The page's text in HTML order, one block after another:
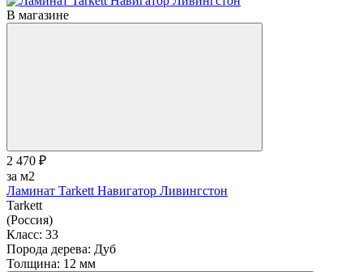
В магазине
2 470 ₽
за м2
Ламинат Tarkett Навигатор Ливингстон
Tarkett
(Россия)
Класс: 33
Порода дерева: Дуб
Толщина: 12 мм